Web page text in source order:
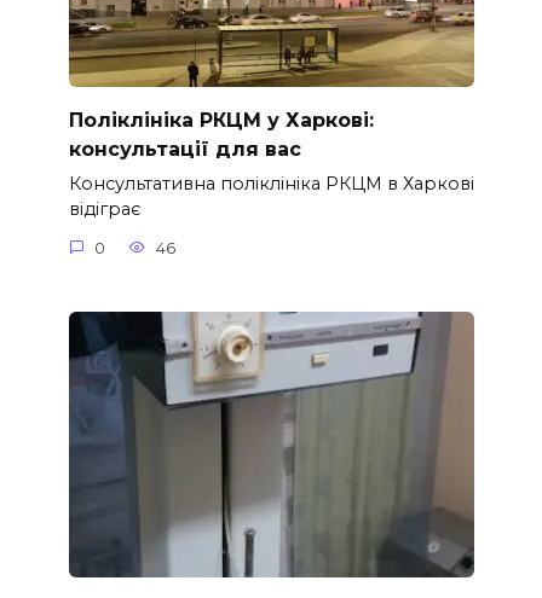
Поліклініка РКЦМ у Харкові:
консультації для вас
Консультативна поліклініка РКЦМ в Харкові
відіграє
0 46